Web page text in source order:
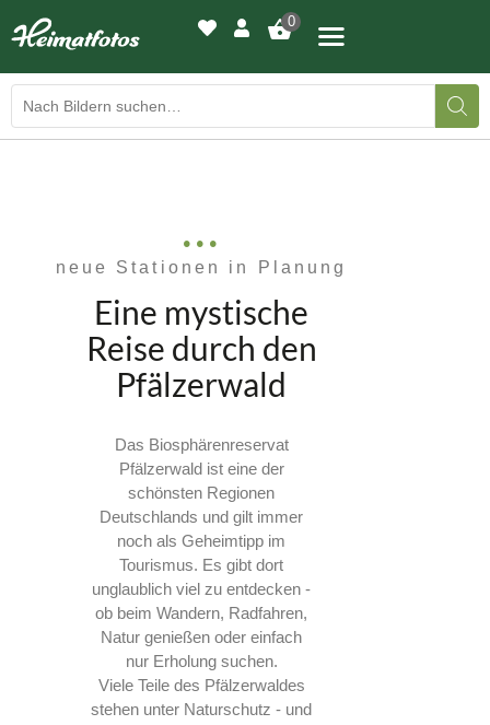
0
LED-LEUCHTBILDER
WIR DRUCKEN IHR BILD
AUSSTELLUNGEN
KONTAKT
neue Stationen in Planung
Eine mystische
Reise durch den
Pfälzerwald
Das Biosphärenreservat
Pfälzerwald ist eine der
schönsten Regionen
Deutschlands und gilt immer
noch als Geheimtipp im
Tourismus. Es gibt dort
unglaublich viel zu entdecken -
ob beim Wandern, Radfahren,
Natur genießen oder einfach
nur Erholung suchen.
Viele Teile des Pfälzerwaldes
stehen unter Naturschutz - und